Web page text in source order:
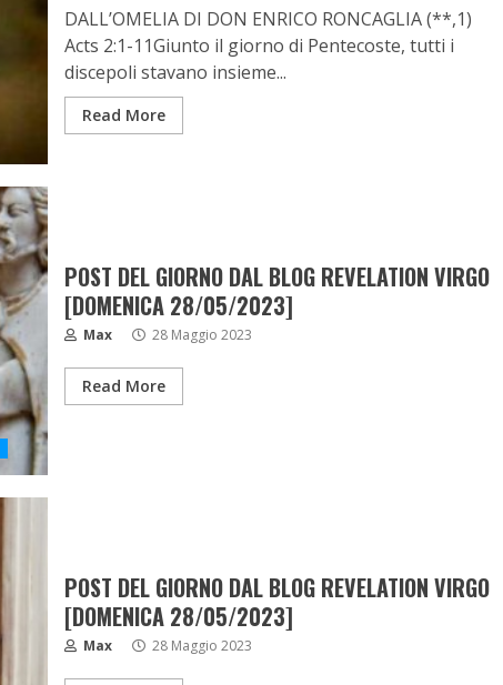
DALL’OMELIA DI DON ENRICO RONCAGLIA (**,1)
Acts 2:1-11Giunto il giorno di Pentecoste, tutti i
discepoli stavano insieme...
Read More
POST DEL GIORNO DAL BLOG REVELATION VIRGO
[DOMENICA 28/05/2023]
Max 28 Maggio 2023
Read More
POST DEL GIORNO DAL BLOG REVELATION VIRGO
[DOMENICA 28/05/2023]
Max 28 Maggio 2023